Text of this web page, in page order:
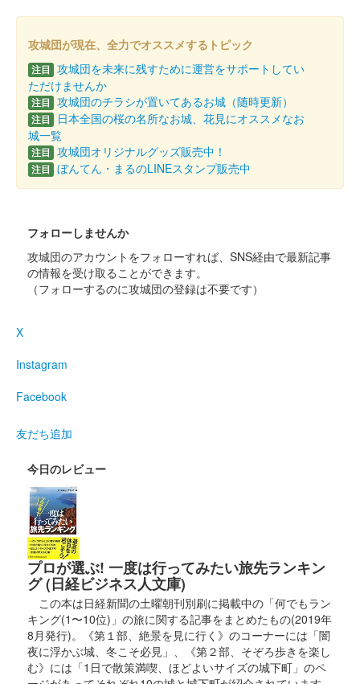
丸岡城 御城印 令和7年 春版
販売終了
丸岡城 御城印
販売終了
丸岡城 御城印
販売終了
丸岡城 御城印
販売終了
丸岡藩誕生400年記念ーブースにて販売された御城印。22日のみ
販売された。
丸岡城 御城印
販売終了
2024年12月21、22日に開催されたお城EXPO 2024の丸岡城 ー
丸岡藩誕生400年記念ーブースにて販売された御城印。22日のみ
販売された。
攻城団が現在、全力でオススメするトピック
注目 攻城団を未来に残すために運営をサポートしてい
ただけませんか
注目 攻城団のチラシが置いてあるお城（随時更新）
注目
日本全国の桜の名所なお城、花見にオススメなお
城一覧
注目 攻城団オリジナルグッズ販売中！
注目 ぼんてん・まるのLINEスタンプ販売中
フォローしませんか
攻城団のアカウントをフォローすれば、SNS経由で最新記事
の情報を受け取ることができます。
（フォローするのに攻城団の登録は不要です）
X
Instagram
Facebook
友だち追加
今日のレビュー
プロが選ぶ! 一度は行ってみたい旅先ランキン
グ (日経ビジネス人文庫)
この本は日経新聞の土曜朝刊別刷に掲載中の「何でもラン
キング(1〜10位)」の旅に関する記事をまとめたもの(2019年
8月発行)。《第１部、絶景を見に行く》のコーナーには「闇
夜に浮かぶ城、冬こそ必見」、《第２部、そぞろ歩きを楽し
む》には「1日で散策満喫、ほどよいサイズの城下町」のペ